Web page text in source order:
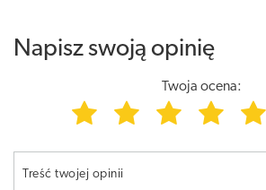
Napisz swoją opinię
Twoja ocena:
Treść twojej opinii